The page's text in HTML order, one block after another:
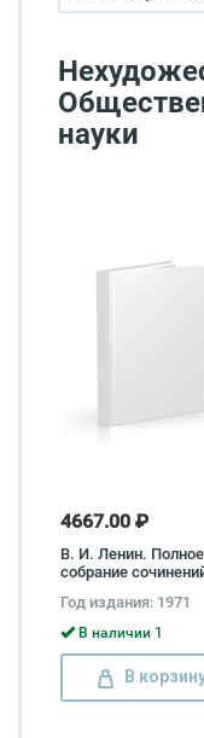
науки
4667.00 ₽
В. И. Ленин. Полное
собрание
Владимир Ленин
Год издания: 1971
В наличии 1
В